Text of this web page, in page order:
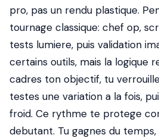
pro, pas un rendu plastique.
tournage classique: chef op,
tests lumiere, puis validation
certains outils, mais la logique
cadres ton objectif, tu
testes une variation a la fois,
froid. Ce rythme te protege
debutant. Tu gagnes du